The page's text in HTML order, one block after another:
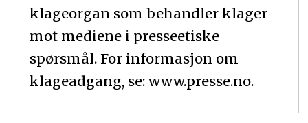
klageorgan som behandler klager
mot mediene i presseetiske
spørsmål. For informasjon om
klageadgang, se: www.presse.no.